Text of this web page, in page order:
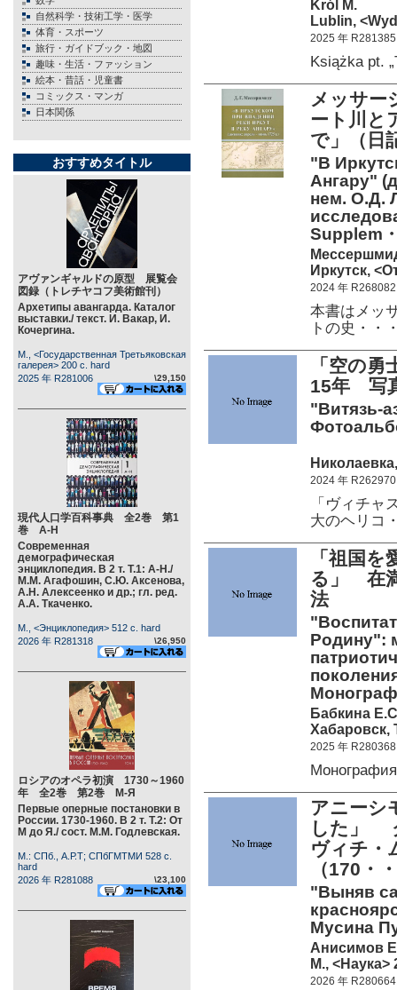
自然科学・技術工学・医学
体育・スポーツ
旅行・ガイドブック・地図
趣味・生活・ファッション
絵本・昔話・児童書
コミックス・マンガ
日本関係
おすすめタイトル
アヴァンギャルドの原型 展覧会
図録（トレチヤコフ美術館刊）
Архетипы авангарда. Каталог
выставки./ текст. И. Вакар, И.
Кочергина.
М., <Государственная Третьяковская
галерея> 200 c. hard
2025 年 R281006
\29,150
現代人口学百科事典 全2巻 第1
巻 А-Н
Современная
демографическая
энциклопедия. В 2 т. Т.1: А-Н./
М.М. Агафошин, С.Ю. Аксенова,
А.Н. Алексеенко и др.; гл. ред.
А.А. Ткаченко.
М., <Энциклопедия> 512 c. hard
2026 年 R281318
\26,950
ロシアのオペラ初演 1730～1960
年 全2巻 第2巻 М-Я
Первые оперные постановки в
России. 1730-1960. В 2 т. Т.2: От
М до Я./ сост. М.М. Годлевская.
М.: СПб., А.Р.Т; СПбГМТМИ 528 c.
hard
2026 年 R281088
\23,100
Król M.
Lublin,
2025 年 R281385
Książka pt.
メッサー
ート川と
で」（日
"В
Ангару"
нем. О.Д.
Supplem
Иркутск,
2024 年 R268082
本書はメッ
トの史・・
「空の
15年 写
"Витязь-
2024 年 R262970
「ヴィチ
大のヘリコ
「祖国
る」 在
法
Родину":
Бабкина
Хабаровск,
2025 年 R280368
アニーシ
した」
ヴィチ・
（170・
"Выняв
Мусина
Анисимов
М., <Наука>
2026 年 R280664